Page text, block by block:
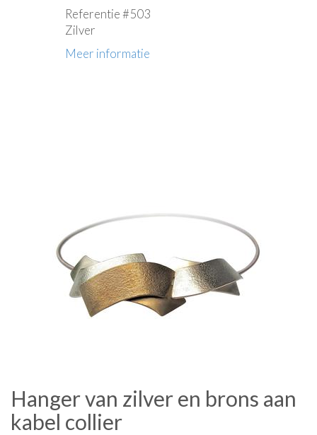
Referentie #503
Zilver
Meer informatie
Hanger van zilver en brons aan
kabel collier